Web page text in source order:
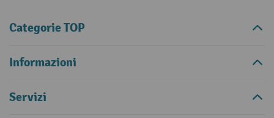
Categorie TOP
Informazioni
Servizi